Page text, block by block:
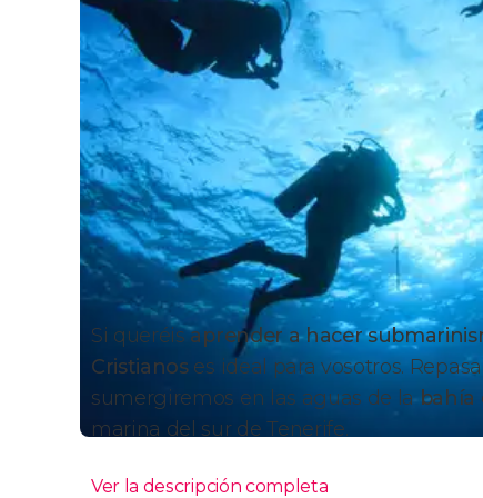
Si queréisaprender a hacer
Cristianoses ideal para vosotros.
sumergiremos en las aguas de la bahía
marina del sur de Tenerife.
Ver la descripción completa